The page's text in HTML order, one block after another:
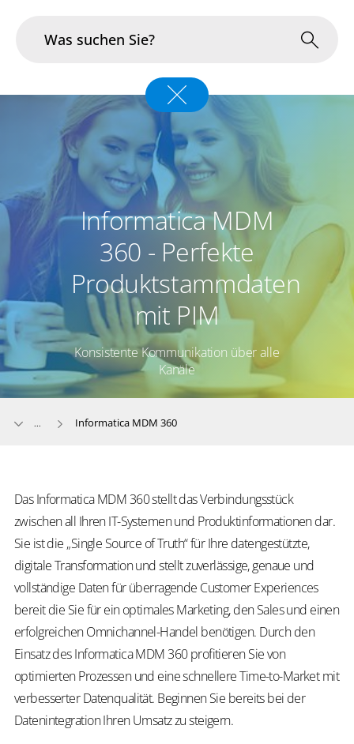
Portfolio
Infrastruktur & Betrieb
Über uns
Karriere
Blog
Informatica MDM
360 - Perfekte
Produktstammdaten
mit PIM
Konsistente Kommunikation über alle
Kanäle
... Informatica MDM 360
Das Informatica MDM 360 stellt das Verbindungsstück
zwischen all Ihren IT-Systemen und Produktinformationen dar.
Sie ist die „Single Source of Truth“ für Ihre datengestützte,
digitale Transformation und stellt zuverlässige, genaue und
vollständige Daten für überragende Customer Experiences
bereit die Sie für ein optimales Marketing, den Sales und einen
erfolgreichen Omnichannel-Handel benötigen. Durch den
Einsatz des Informatica MDM 360 profitieren Sie von
optimierten Prozessen und eine schnellere Time-to-Market mit
verbesserter Datenqualität. Beginnen Sie bereits bei der
Datenintegration Ihren Umsatz zu steigern.